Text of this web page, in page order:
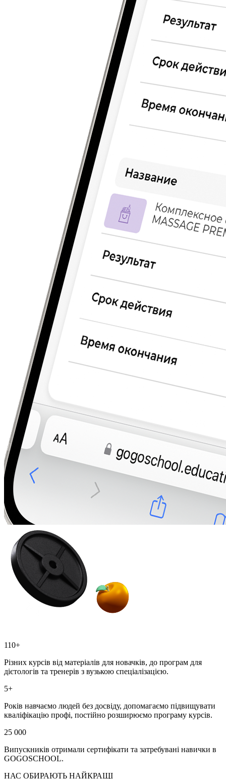
110+
Різних курсів від матеріалів для новачків, до програм для
дієтологів та тренерів з вузькою спеціалізацією.
5+
Років навчаємо людей без досвіду, допомагаємо підвищувати
кваліфікацію профі, постійно розширюємо програму курсів.
25 000
Випускників отримали сертифікати та затребувані навички в
GOGOSCHOOL.
НАС ОБИРАЮТЬ НАЙКРАЩІ